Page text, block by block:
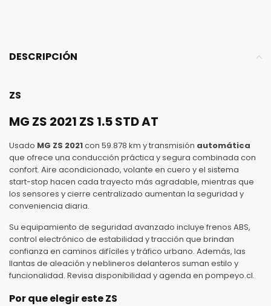
DESCRIPCIÓN
ZS
MG ZS 2021 ZS 1.5 STD AT
Usado MG ZS 2021con 59.878 km y transmisión automática
que ofrece una conducción práctica y segura combinada con
confort. Aire acondicionado, volante en cuero y el sistema
start-stop hacen cada trayecto más agradable, mientras que
los sensores y cierre centralizado aumentan la seguridad y
conveniencia diaria.
Su equipamiento de seguridad avanzado incluye frenos ABS,
control electrónico de estabilidad y tracción que brindan
confianza en caminos difíciles y tráfico urbano. Además, las
llantas de aleación y neblineros delanteros suman estilo y
funcionalidad. Revisa disponibilidad y agenda en pompeyo.cl.
Por que elegir este ZS